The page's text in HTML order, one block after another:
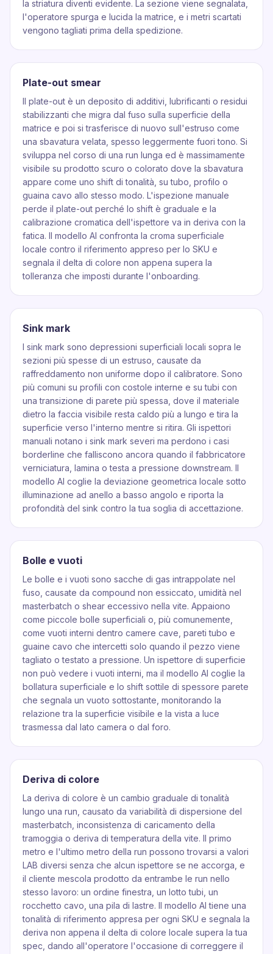
la striatura diventi evidente. La sezione viene segnalata,
l'operatore spurga e lucida la matrice, e i metri scartati
vengono tagliati prima della spedizione.
Plate-out smear
Il plate-out è un deposito di additivi, lubrificanti o residui
stabilizzanti che migra dal fuso sulla superficie della
matrice e poi si trasferisce di nuovo sull'estruso come
una sbavatura velata, spesso leggermente fuori tono. Si
sviluppa nel corso di una run lunga ed è massimamente
visibile su prodotto scuro o colorato dove la sbavatura
appare come uno shift di tonalità, su tubo, profilo o
guaina cavo allo stesso modo. L'ispezione manuale
perde il plate-out perché lo shift è graduale e la
calibrazione cromatica dell'ispettore va in deriva con la
fatica. Il modello AI confronta la croma superficiale
locale contro il riferimento appreso per lo SKU e
segnala il delta di colore non appena supera la
tolleranza che imposti durante l'onboarding.
Sink mark
I sink mark sono depressioni superficiali locali sopra le
sezioni più spesse di un estruso, causate da
raffreddamento non uniforme dopo il calibratore. Sono
più comuni su profili con costole interne e su tubi con
una transizione di parete più spessa, dove il materiale
dietro la faccia visibile resta caldo più a lungo e tira la
superficie verso l'interno mentre si ritira. Gli ispettori
manuali notano i sink mark severi ma perdono i casi
borderline che falliscono ancora quando il fabbricatore
verniciatura, lamina o testa a pressione downstream. Il
modello AI coglie la deviazione geometrica locale sotto
illuminazione ad anello a basso angolo e riporta la
profondità del sink contro la tua soglia di accettazione.
Bolle e vuoti
Le bolle e i vuoti sono sacche di gas intrappolate nel
fuso, causate da compound non essiccato, umidità nel
masterbatch o shear eccessivo nella vite. Appaiono
come piccole bolle superficiali o, più comunemente,
come vuoti interni dentro camere cave, pareti tubo e
guaine cavo che intercetti solo quando il pezzo viene
tagliato o testato a pressione. Un ispettore di superficie
non può vedere i vuoti interni, ma il modello AI coglie la
bollatura superficiale e lo shift sottile di spessore parete
che segnala un vuoto sottostante, monitorando la
relazione tra la superficie visibile e la vista a luce
trasmessa dal lato camera o dal foro.
Deriva di colore
La deriva di colore è un cambio graduale di tonalità
lungo una run, causato da variabilità di dispersione del
masterbatch, inconsistenza di caricamento della
tramoggia o deriva di temperatura della vite. Il primo
metro e l'ultimo metro della run possono trovarsi a valori
LAB diversi senza che alcun ispettore se ne accorga, e
il cliente mescola prodotto da entrambe le run nello
stesso lavoro: un ordine finestra, un lotto tubi, un
rocchetto cavo, una pila di lastre. Il modello AI tiene una
tonalità di riferimento appresa per ogni SKU e segnala la
deriva non appena il delta di colore locale supera la tua
spec, dando all'operatore l'occasione di correggere il